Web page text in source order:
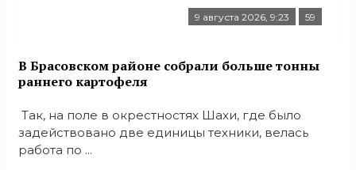
9 августа 2026, 9:23 59
В Брасовском районе собрали больше тонны
раннего картофеля
Так, на поле в окрестностях Шахи, где было
задействовано две единицы техники, велась
работа по ...